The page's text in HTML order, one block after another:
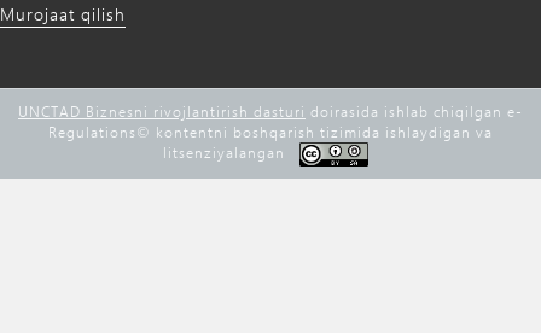
Murojaat qilish
UNCTAD Biznesni rivojlantirish dasturi doirasida ishlab chiqilgan e-
Regulations©️ kontentni boshqarish tizimida ishlaydigan va
litsenziyalangan